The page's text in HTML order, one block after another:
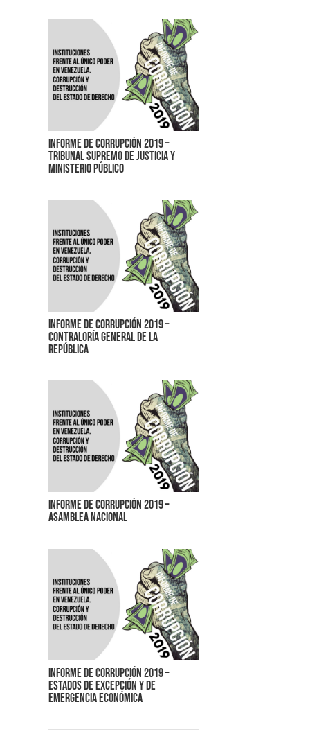
Informe de corrupción 2019 –
Tribunal Supremo de Justicia y
Ministerio Público
Informe de corrupción 2019 –
Contraloría General de la
República
Informe de corrupción 2019 –
Asamblea Nacional
Informe de corrupción 2019 –
Estados de excepción y de
emergencia económica